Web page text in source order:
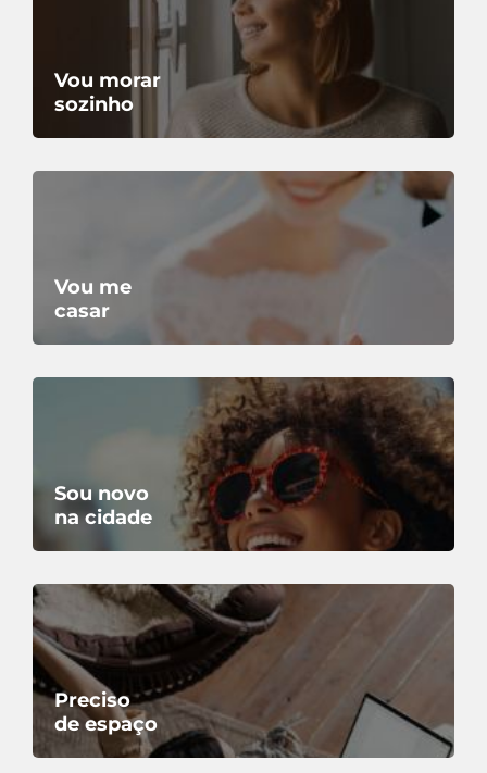
Terreno
R. Maringa, 284
Pinheirinho - Curitiba/PR
Comprar:R$ 490.000,00
Vou morar
sozinho
Vou me
casar
Sou novo
na cidade
Preciso
de espaço